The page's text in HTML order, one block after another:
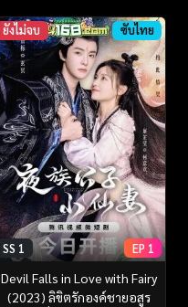
ยังไม่จบ ซับไทย
SS 1 EP 1
Devil Falls in Love with Fairy
(2023) ลิขิตรักองค์ชายอสูร